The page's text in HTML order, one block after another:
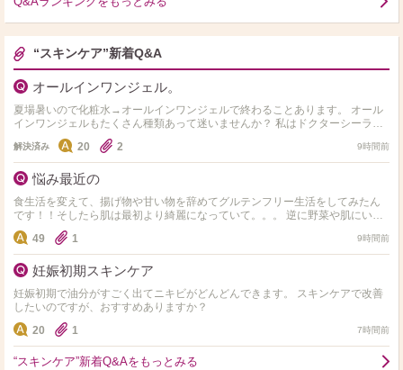
“スキンケア”新着Q&A
オールインワンジェル。
夏場暑いので化粧水→オールインワンジェルで終わることあります。 オール
インワンジェルもたくさん種類あって迷いませんか？ 私はドクターシーラボ
のセンシティブジェル敏感肌用を使用してます。 オス…
解決済み 20 2 9時間前
悩み最近の
食生活を変えて、揚げ物や甘い物を辞めてグルテンフリー生活をしてみたん
です！！そしたら肌は最初より綺麗になっていて。。。 逆に野菜や肌にいい
ものしか食べれず 揚げ物や小麦やお菓子や米、味が濃ゆい…
49 1 9時間前
妊娠初期スキンケア
妊娠初期で油分がすごく出てニキビがどんどんできます。 スキンケアで改善
したいのですが、おすすめありますか？
20
1 7時間前
“スキンケア”新着Q&Aをもっとみる